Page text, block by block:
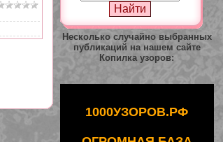
Несколько случайно выбранных
публикаций на нашем сайте
Копилка узоров:
1000УЗОРОВ.РФ